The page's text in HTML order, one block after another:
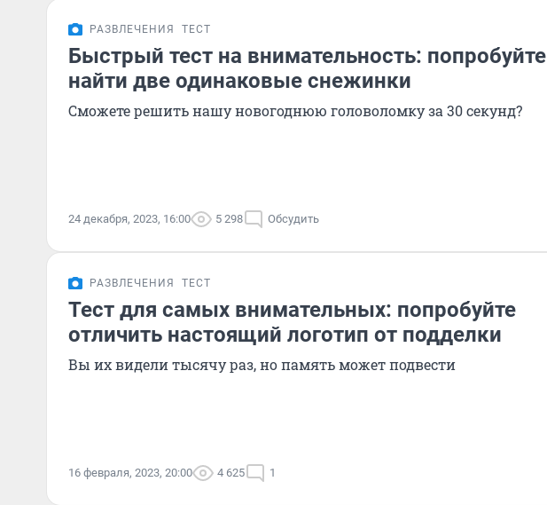
РАЗВЛЕЧЕНИЯ ТЕСТ
Быстрый тест на внимательность: попробуйте
найти две одинаковые снежинки
Сможете решить нашу новогоднюю головоломку за 30 секунд?
24 декабря, 2023, 16:00 5 298 Обсудить
РАЗВЛЕЧЕНИЯ ТЕСТ
Тест для самых внимательных: попробуйте
отличить настоящий логотип от подделки
Вы их видели тысячу раз, но память может подвести
16 февраля, 2023, 20:00 4 625 1